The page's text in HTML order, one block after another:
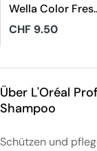
Wella Color
Mask
Regulärer
CHF 9.50
Über L'Oréal
Shampoo
Schützen und